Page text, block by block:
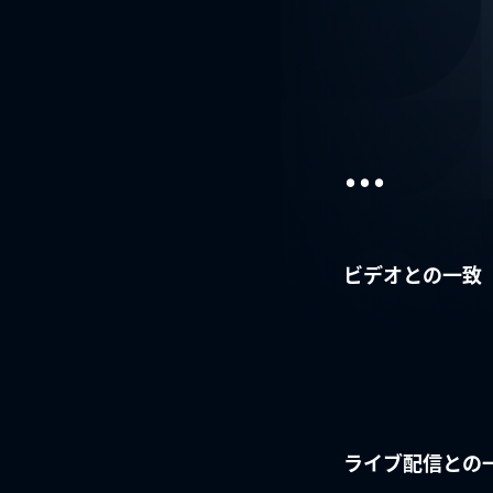
...
ビデオとの一致
ライブ配信との